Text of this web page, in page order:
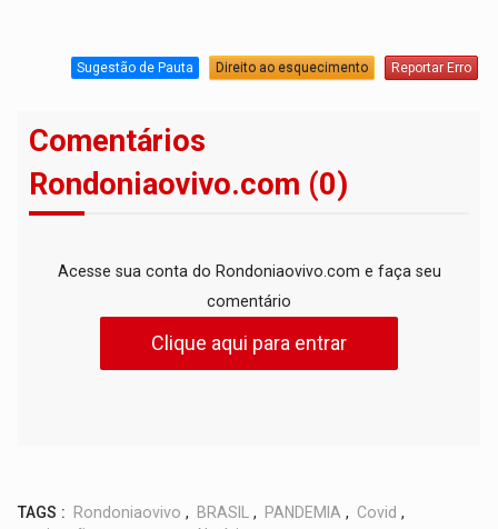
Sugestão de Pauta Direito ao esquecimento Reportar Erro
Comentários
Rondoniaovivo.com (0)
Acesse sua conta do Rondoniaovivo.com e faça seu
comentário
Clique aqui para entrar
TAGS : Rondoniaovivo , BRASIL , PANDEMIA , Covid ,